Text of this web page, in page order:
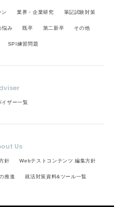
ン 業界・企業研究 筆記試験対策
悩み 既卒 第二新卒 その他
SPI練習問題
イザー一覧
Us
針 Webテストコンテンツ 編集方針
推進 就活対策資料&ツール一覧